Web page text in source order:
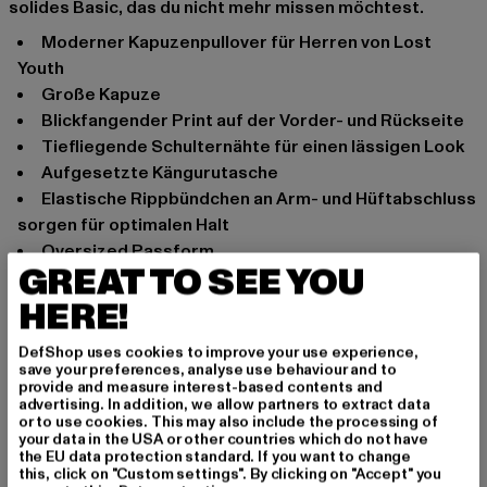
solides Basic, das du nicht mehr missen möchtest.
Moderner Kapuzenpullover für Herren von Lost
Youth
Große Kapuze
Blickfangender Print auf der Vorder- und Rückseite
Tiefliegende Schulternähte für einen lässigen Look
Aufgesetzte Kängurutasche
Elastische Rippbündchen an Arm- und Hüftabschluss
sorgen für optimalen Halt
Oversized Passform
Anlass: Alltag
Ausschnitt: Kapuze
Ärmelart: Langarm
Marke: Lost Youth
Kat.: Hoodies
Farbe: schwarz
Hersteller Farbe: black
Materialzusammensetzung: 100% Baumwolle
GREAT TO SEE YOU
HERE!
DefShop uses cookies to improve your use experience,
save your preferences, analyse use behaviour and to
provide and measure interest-based contents and
advertising. In addition, we allow partners to extract data
or to use cookies. This may also include the processing of
your data in the USA or other countries which do not have
the EU data protection standard. If you want to change
this, click on "Custom settings". By clicking on "Accept" you